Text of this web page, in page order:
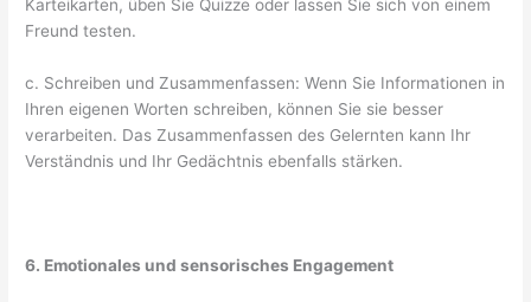
Karteikarten, üben Sie Quizze oder lassen Sie sich von einem
Freund testen.
c. Schreiben und Zusammenfassen: Wenn Sie Informationen in
Ihren eigenen Worten schreiben, können Sie sie besser
verarbeiten. Das Zusammenfassen des Gelernten kann Ihr
Verständnis und Ihr Gedächtnis ebenfalls stärken.
6. Emotionales und sensorisches Engagement